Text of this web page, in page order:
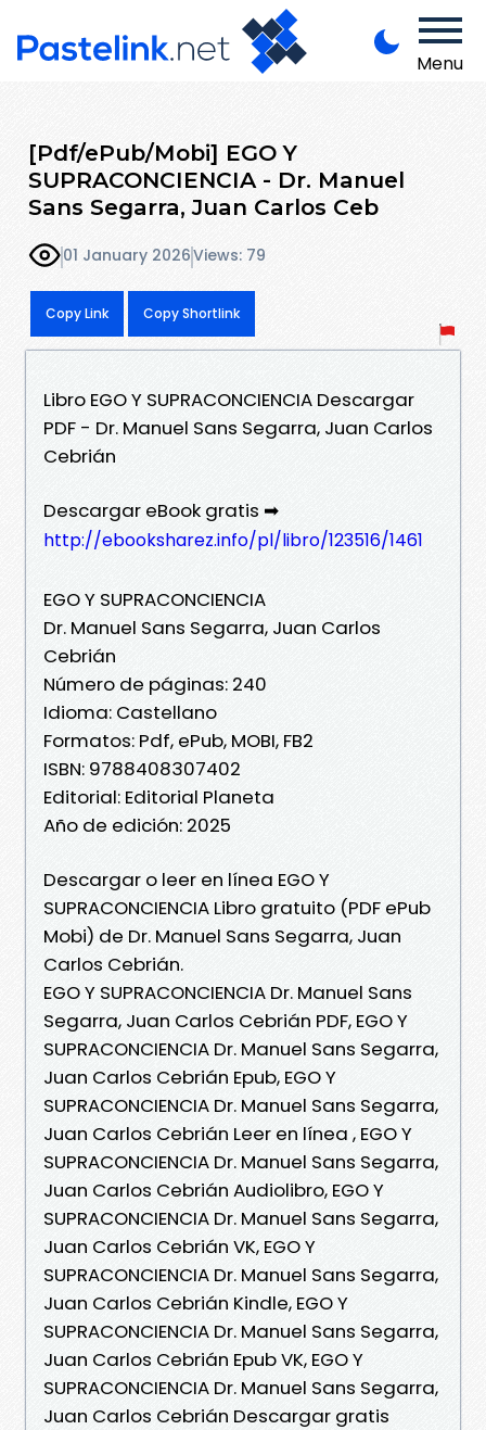
Menu
[Pdf/ePub/Mobi] EGO Y
SUPRACONCIENCIA - Dr. Manuel
Sans Segarra, Juan Carlos Ceb
01 January 2026Views: 79
Copy Link Copy Shortlink
Libro EGO Y SUPRACONCIENCIA Descargar
PDF - Dr. Manuel Sans Segarra, Juan Carlos
Cebrián
Descargar eBook gratis ➡
http://ebooksharez.info/pl/libro/123516/1461
EGO Y SUPRACONCIENCIA
Dr. Manuel Sans Segarra, Juan Carlos
Cebrián
Número de páginas: 240
Idioma: Castellano
Formatos: Pdf, ePub, MOBI, FB2
ISBN: 9788408307402
Editorial: Editorial Planeta
Año de edición: 2025
Descargar o leer en línea EGO Y
SUPRACONCIENCIA Libro gratuito (PDF ePub
Mobi) de Dr. Manuel Sans Segarra, Juan
Carlos Cebrián.
EGO Y SUPRACONCIENCIA Dr. Manuel Sans
Segarra, Juan Carlos Cebrián PDF, EGO Y
SUPRACONCIENCIA Dr. Manuel Sans Segarra,
Juan Carlos Cebrián Epub, EGO Y
SUPRACONCIENCIA Dr. Manuel Sans Segarra,
Juan Carlos Cebrián Leer en línea , EGO Y
SUPRACONCIENCIA Dr. Manuel Sans Segarra,
Juan Carlos Cebrián Audiolibro, EGO Y
SUPRACONCIENCIA Dr. Manuel Sans Segarra,
Juan Carlos Cebrián VK, EGO Y
SUPRACONCIENCIA Dr. Manuel Sans Segarra,
Juan Carlos Cebrián Kindle, EGO Y
SUPRACONCIENCIA Dr. Manuel Sans Segarra,
Juan Carlos Cebrián Epub VK, EGO Y
SUPRACONCIENCIA Dr. Manuel Sans Segarra,
Juan Carlos Cebrián Descargar gratis